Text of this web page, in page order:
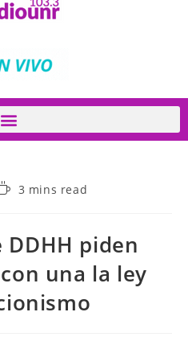
3 mins read
piden
una la ley